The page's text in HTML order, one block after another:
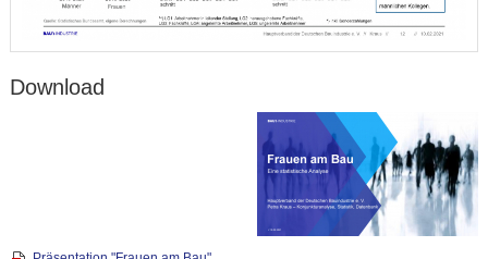
Download